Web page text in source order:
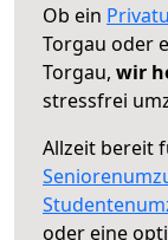
Ob ein
Torgau oder
Torgau, wir
stressfrei
Allzeit bereit
oder eine